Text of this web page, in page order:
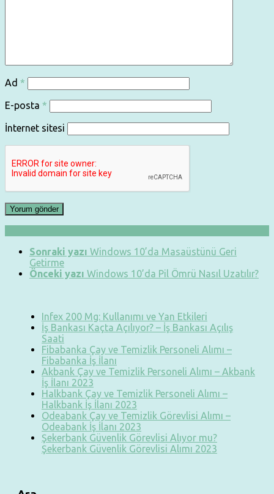
Ad *
E-posta *
İnternet sitesi
Sonraki yazı Windows 10’da Masaüstünü Geri
Getirme
Önceki yazı Windows 10’da Pil Ömrü Nasıl Uzatılır?
Infex 200 Mg: Kullanımı ve Yan Etkileri
İş Bankası Kaçta Açılıyor? – İş Bankası Açılış
Saati
Fibabanka Çay ve Temizlik Personeli Alımı –
Fibabanka İş İlanı
Akbank Çay ve Temizlik Personeli Alımı – Akbank
İş İlanı 2023
Halkbank Çay ve Temizlik Personeli Alımı –
Halkbank İş İlanı 2023
Odeabank Çay ve Temizlik Görevlisi Alımı –
Odeabank İş İlanı 2023
Şekerbank Güvenlik Görevlisi Alıyor mu?
Şekerbank Güvenlik Görevlisi Alımı 2023